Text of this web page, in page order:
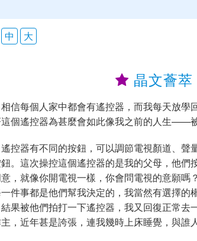
中 大
晶文薈
相信每個人家中都會有遙控器，而我每天放
個遙控器為甚麼會如此像我之前的人生——被
遙控器有不同的按鈕，可以調節電視顏道、
。這次操控這個遙控器的是我的父母，他
，就像你開電視一樣，你會問電視的意願
件事都是他們幫我決定的，我當然有選擇
果被他們拍打一下遙控器，我又回復正常
，近年甚是誇張，連我幾時上床睡覺，與誰